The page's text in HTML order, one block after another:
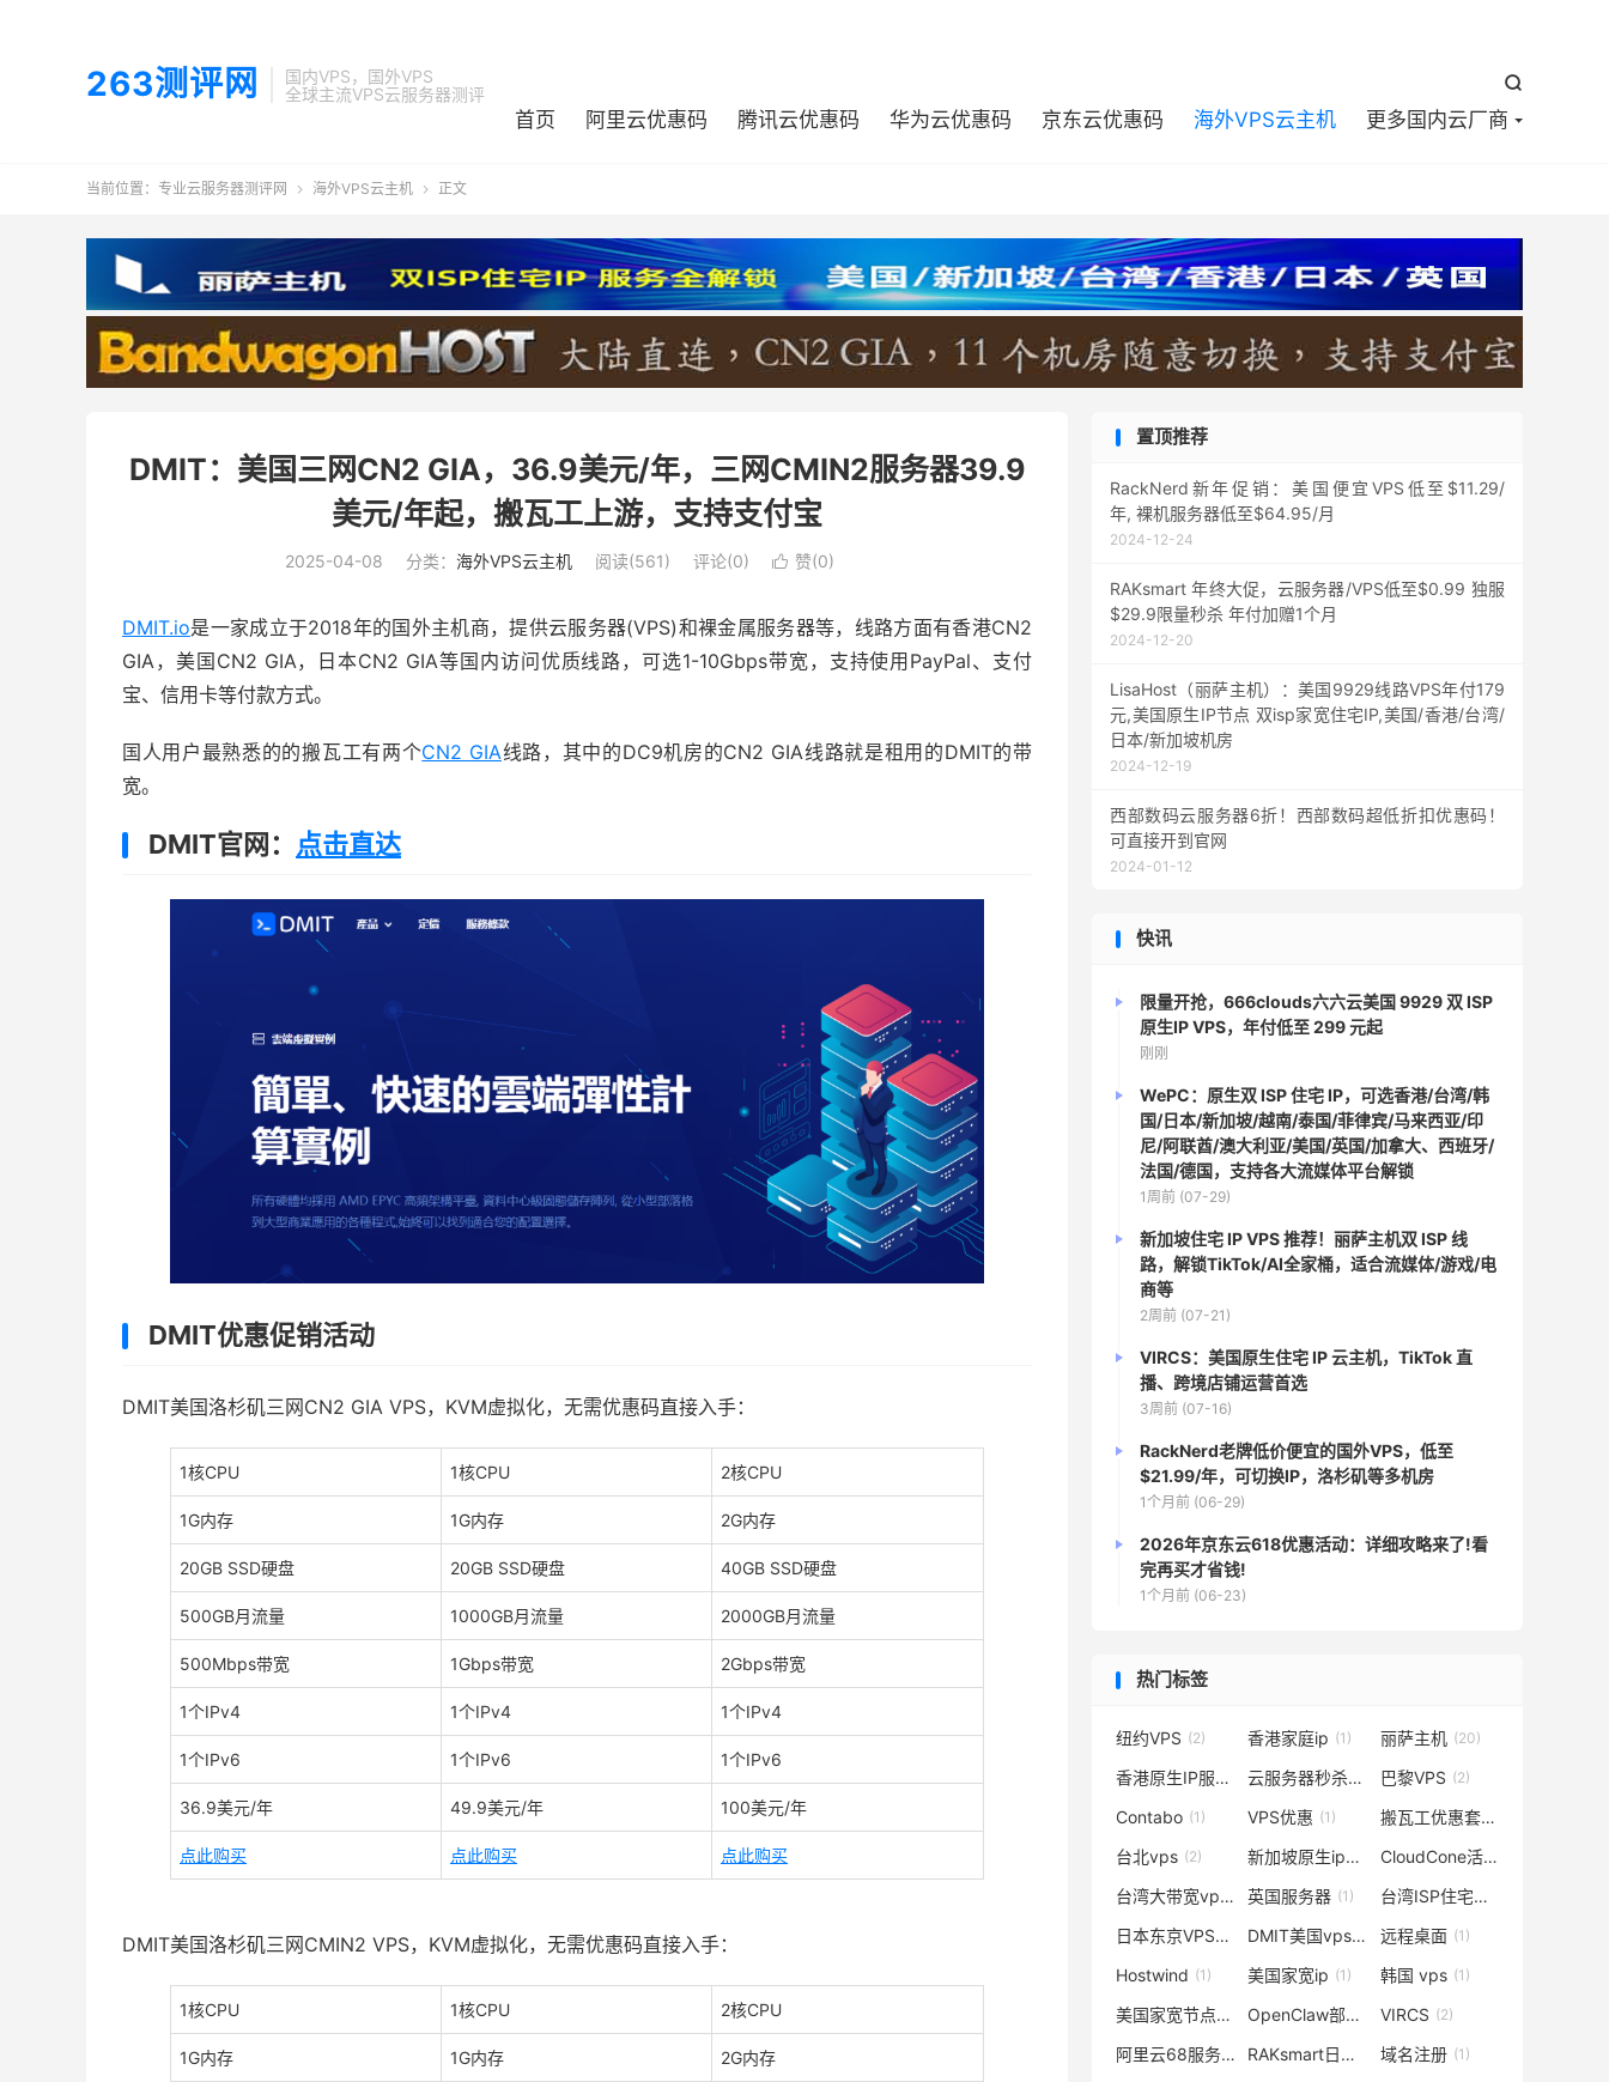
263测评网
国内VPS，国外VPS
全球主流VPS云服务器测评

首页 阿里云优惠码 腾讯云优惠码 华为云优惠码 京东云优惠码 海外VPS云主机 更多国内云厂商
当前位置： 专业云服务器测评网  海外VPS云主机  正文
DMIT：美国三网CN2 GIA，36.9美元/年，三网CMIN2服务器39.9
美元/年起，搬瓦工上游，支持支付宝
2025-04-08 分类： 海外VPS云主机 阅读(561) 评论(0)  赞(0)
DMIT.io是一家成立于2018年的国外主机商，提供云服务器(VPS)和裸金属服务器等，线路方面有香港CN2
GIA，美国CN2 GIA，日本CN2 GIA等国内访问优质线路，可选1-10Gbps带宽，支持使用PayPal、支付
宝、信用卡等付款方式。
国人用户最熟悉的的搬瓦工有两个CN2 GIA线路，其中的DC9机房的CN2 GIA线路就是租用的DMIT的带
宽。
DMIT官网： 点击直达
DMIT优惠促销活动
DMIT美国洛杉矶三网CN2 GIA VPS，KVM虚拟化，无需优惠码直接入手：
1核CPU 1核CPU 2核CPU
1G内存 1G内存 2G内存
20GB SSD硬盘 20GB SSD硬盘 40GB SSD硬盘
500GB月流量 1000GB月流量 2000GB月流量
500Mbps带宽 1Gbps带宽 2Gbps带宽
1个IPv4 1个IPv4 1个IPv4
1个IPv6 1个IPv6 1个IPv6
36.9美元/年 49.9美元/年 100美元/年
点此购买 点此购买 点此购买
DMIT美国洛杉矶三网CMIN2 VPS，KVM虚拟化，无需优惠码直接入手：
1核CPU 1核CPU 2核CPU
1G内存 1G内存 2G内存
置顶推荐
RackNerd新年促销：美国便宜VPS低至$11.29/
年, 裸机服务器低至$64.95/月
2024-12-24
RAKsmart 年终大促，云服务器/VPS低至$0.99 独服
$29.9限量秒杀 年付加赠1个月
2024-12-20
LisaHost（丽萨主机）：美国9929线路VPS年付179
元,美国原生IP节点 双isp家宽住宅IP,美国/香港/台湾/
日本/新加坡机房
2024-12-19
西部数码云服务器6折！西部数码超低折扣优惠码！
可直接开到官网
2024-01-12
快讯
限量开抢，666clouds六六云美国 9929 双 ISP
原生IP VPS，年付低至 299 元起
刚刚
WePC：原生双 ISP 住宅 IP，可选香港/台湾/韩
国/日本/新加坡/越南/泰国/菲律宾/马来西亚/印
尼/阿联酋/澳大利亚/美国/英国/加拿大、西班牙/
法国/德国，支持各大流媒体平台解锁
1周前 (07-29)
新加坡住宅 IP VPS 推荐！丽萨主机双 ISP 线
路，解锁TikTok/AI全家桶，适合流媒体/游戏/电
商等
2周前 (07-21)
VIRCS：美国原生住宅 IP 云主机，TikTok 直
播、跨境店铺运营首选
3周前 (07-16)
RackNerd老牌低价便宜的国外VPS，低至
$21.99/年，可切换IP，洛杉矶等多机房
1个月前 (06-29)
2026年京东云618优惠活动：详细攻略来了!看
完再买才省钱!
1个月前 (06-23)
热门标签
纽约VPS (2) 香港家庭ip (1) 丽萨主机 (20)
香港原生IP服务器 (1) 云服务器秒杀
(1) 巴黎VPS (2)
Contabo (1) VPS优惠 (1) 搬瓦工优惠套餐
台北vps (2) 新加坡原生ip的vps (2) CloudCone活动
台湾大带宽vps (1)英国服务器 (1) 台湾ISP住宅原生IP
日本东京VPS测评 (2) DMIT美国vps(2) 远程桌面 (1)
Hostwind (1) 美国家宽ip (1) 韩国 vps (1)
美国家宽节点购买 (1) OpenClaw部署教程 (1)
VIRCS (2)
阿里云68服务器 (2) RAKsmart日本大带宽 (1)
域名注册 (1)